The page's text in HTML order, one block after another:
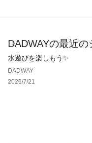
で持ち運べる便利さが魅
何枚あっても重宝するス
もブランケットやタオル
ます。
※商品により柄の出方が
DADWAYの最近
水遊びを楽しもう✨
DADWAY
2026/7/21